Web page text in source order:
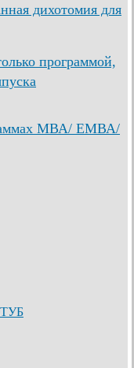
дихотомия для
программой,
МВА/ ЕМВА/